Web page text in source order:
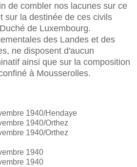
de combler nos lacunes sur ce
sur la destinée de ces civils
de Luxembourg.
des Landes et des
ne disposent d'aucun
ainsi que sur la composition
à Mousserolles.
1940/Hendaye
1940/Orthez
1940/Orthez
1940
1940